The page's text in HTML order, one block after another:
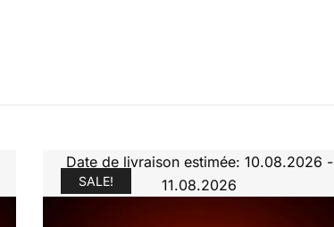
Date de livraison estimée: 10.08.2026 -
11.08.2026
SALE!